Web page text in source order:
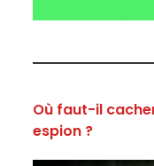
Où faut-il
espion ?